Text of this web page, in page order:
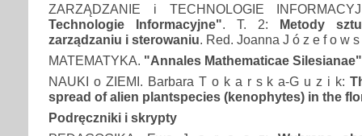
ZARZĄDZANIE i TECHNOLOGIE
Technologie Informacyjne" . T. 2: Metody
zarządzaniu i sterowaniu . Red. Joanna J ó z e f o w
MATEMATYKA. "Annales Mathematicae Silesianae"
NAUKI o ZIEMI. Barbara T o k a r s k a-G u z i k:
spread of alien plantspecies (kenophytes) in the
Podręczniki i skrypty